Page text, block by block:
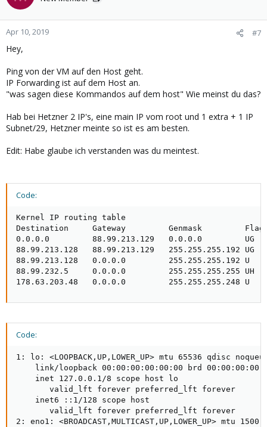
Apr 10, 2019 #7
Hey,
Ping von der VM auf den Host geht.
IP Forwarding ist auf dem Host an.
"was sagen diese Kommandos auf dem host" Wie meinst du das?
Hab bei Hetzner 2 IP's, eine main IP vom root und 1 extra + 1 IP
Subnet/29, Hetzner meinte so ist es am besten.
Edit: Habe glaube ich verstanden was du meintest.
Code:
Kernel IP routing table
Destination     Gateway         Genmask
0.0.0.0         88.99.213.129   0.0.0.0
88.99.213.128   88.99.213.129   255.255.255.192
88.99.213.128   0.0.0.0         255.255.255.192
88.99.232.5     0.0.0.0         255.255.255.255
178.63.203.48   0.0.0.0         255.255.255.248
Code:
1: lo: <LOOPBACK,UP,LOWER_UP> mtu 65536 qdisc
link/loopback 00:00:00:00:00:00 brd
    inet 127.0.0.1/8 scope host lo
       valid_lft forever preferred_lft forever
    inet6 ::1/128 scope host
       valid_lft forever preferred_lft forever
2: eno1: <BROADCAST,MULTICAST,UP,LOWER_UP>